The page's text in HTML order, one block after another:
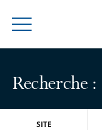
Menu
Recherche :
SITE